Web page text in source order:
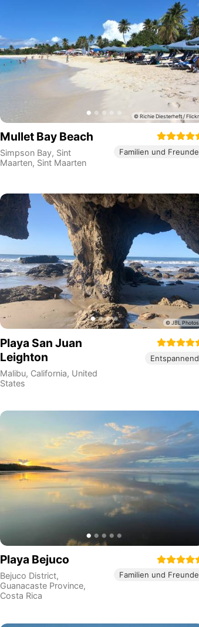
Mullet Bay Beach
Simpson Bay, Sint
Maarten, Sint Maarten
Familien und Freunde
Playa San Juan
Leighton
Malibu, California, United
States
Entspannend
Playa Bejuco
Bejuco District,
Guanacaste Province,
Costa Rica
Familien und Freunde